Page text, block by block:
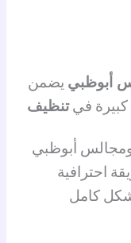
أبوظبي يضمن
كبيرة فيتنظيف
أبوظبي
احترافية
بشكل كامل